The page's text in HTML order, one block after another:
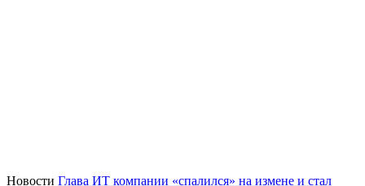
Новости Глава ИТ компании «спалился» на измене и стал